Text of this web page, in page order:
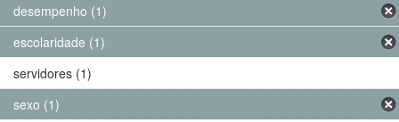
desempenho (1)
escolaridade (1)
servidores (1)
sexo (1)